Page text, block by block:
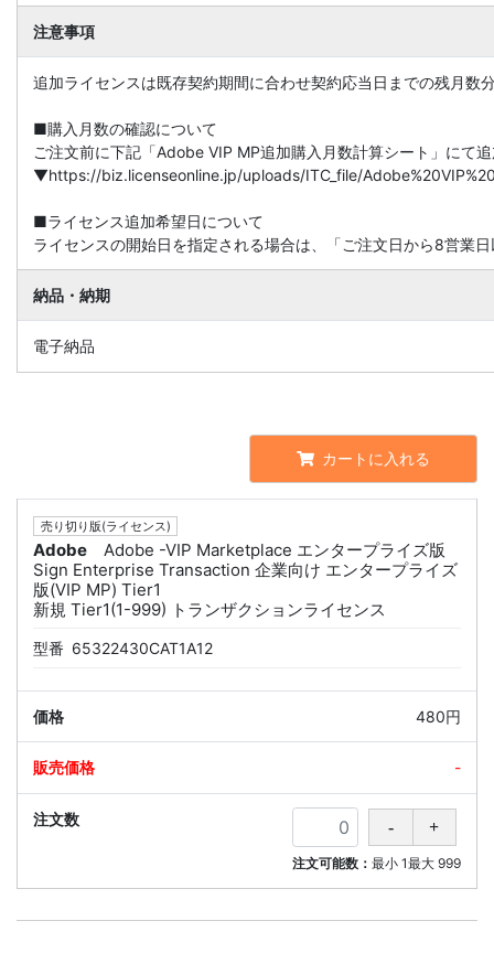
注意事項
追加ライセンスは既存契約期間に合わせ契約応当日までの残月数
■購入月数の確認について
ご注文前に下記「Adobe VIP MP追加購入月数計算シート」にて
▼https://biz.licenseonline.jp/uploads/ITC_file/
■ライセンス追加希望日について
ライセンスの開始日を指定される場合は、「ご注文日から8営業
納品・納期
電子納品
カートに入れる
売り切り版(ライセンス)
Adobe
Adobe -VIP Marketplace エンタープライズ版
Sign Enterprise Transaction 企業向け エンタープライズ
版(VIP MP) Tier1
新規 Tier1(1-999) トランザクションライセンス
型番 65322430CAT1A12
480円
-
注文可能数： 最小 1最大 999